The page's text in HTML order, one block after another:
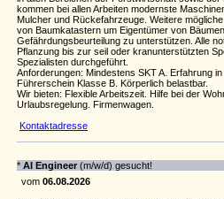
kommen bei allen Arbeiten modernste
Mulcher und Rückefahrzeuge. Weitere
von Baumkatastern um Eigentümer von
Gefährdungsbeurteilung zu unterstützen. Alle
Pflanzung bis zur seil oder kranunterstützten
Spezialisten durchgeführt.
Anforderungen: Mindestens SKT A. Erfahrung
Führerschein Klasse B. Körperlich belastbar.
Wir bieten: Flexible Arbeitszeit. Hilfe bei der
Urlaubsregelung. Firmenwagen.
Kontaktadresse
* AI Engineer (m/w/d) gesucht!
vom 06.08.2026